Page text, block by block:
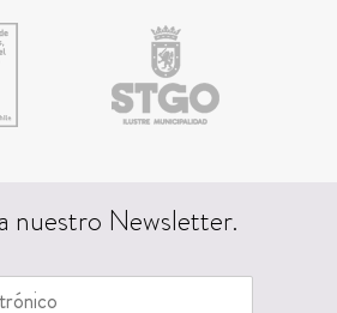
nuestro Newsletter.